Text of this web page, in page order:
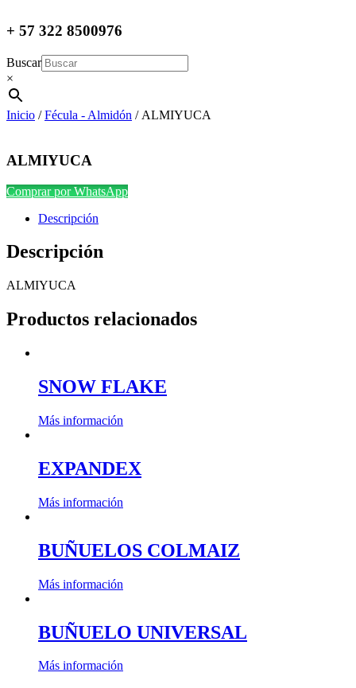
+ 57 322 8500976
Buscar
×
Inicio /Fécula - Almidón / ALMIYUCA
ALMIYUCA
Comprar por WhatsApp
Descripción
Descripción
ALMIYUCA
Productos relacionados
SNOW FLAKE
Más información
EXPANDEX
Más información
BUÑUELOS COLMAIZ
Más información
BUÑUELO UNIVERSAL
Más información